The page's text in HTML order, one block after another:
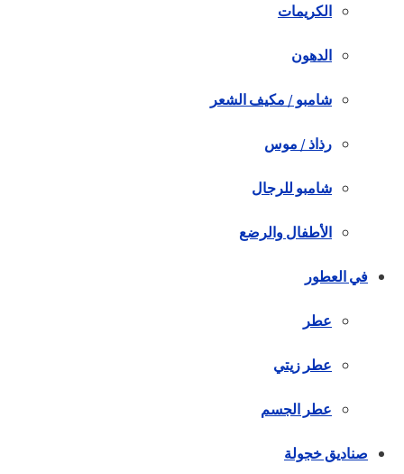
الكريمات
الدهون
شامبو / مكيف الشعر
رذاذ / موس
شامبو للرجال
الأطفال والرضع
في العطور
عطر
عطر زيتي
عطر الجسم
صناديق خجولة